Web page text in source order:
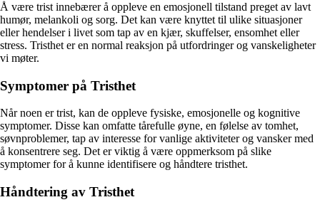
Å være trist innebærer å oppleve en emosjonell tilstand preget av lavt
humør, melankoli og sorg. Det kan være knyttet til ulike situasjoner
eller hendelser i livet som tap av en kjær, skuffelser, ensomhet eller
stress. Tristhet er en normal reaksjon på utfordringer og vanskeligheter
vi møter.
Symptomer på Tristhet
Når noen er trist, kan de oppleve fysiske, emosjonelle og kognitive
symptomer. Disse kan omfatte tårefulle øyne, en følelse av tomhet,
søvnproblemer, tap av interesse for vanlige aktiviteter og vansker med
å konsentrere seg. Det er viktig å være oppmerksom på slike
symptomer for å kunne identifisere og håndtere tristhet.
Håndtering av Tristhet